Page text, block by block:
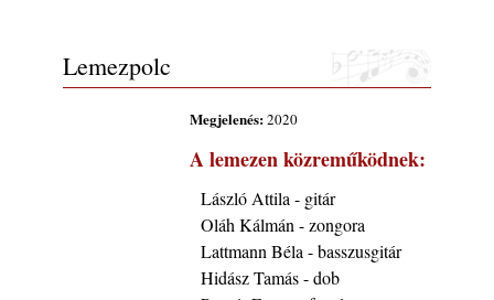
Jazz-rock albumok 1984-ből - John Scofield
„Electric Outlet”
2026. augusztus 06.
Kecskemét, 2026. augusztus 6-9.: 4 nap, 4
színpad, 10 ország zenészei, 40 óra zene és
2026. augusztus 05.
Magyar Jazz ABC – 541. rész: Juhász
Lemezpolc
Megjelenés:2020
A lemezen közreműködnek:
László Attila - gitár
Oláh Kálmán - zongora
Lattmann Béla - basszusgitár
Hidász Tamás - dob